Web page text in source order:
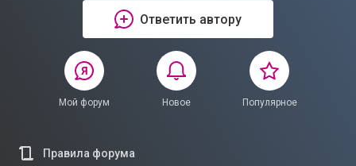
Ответить автору
Мой форум Новое Популярное
Правила форума